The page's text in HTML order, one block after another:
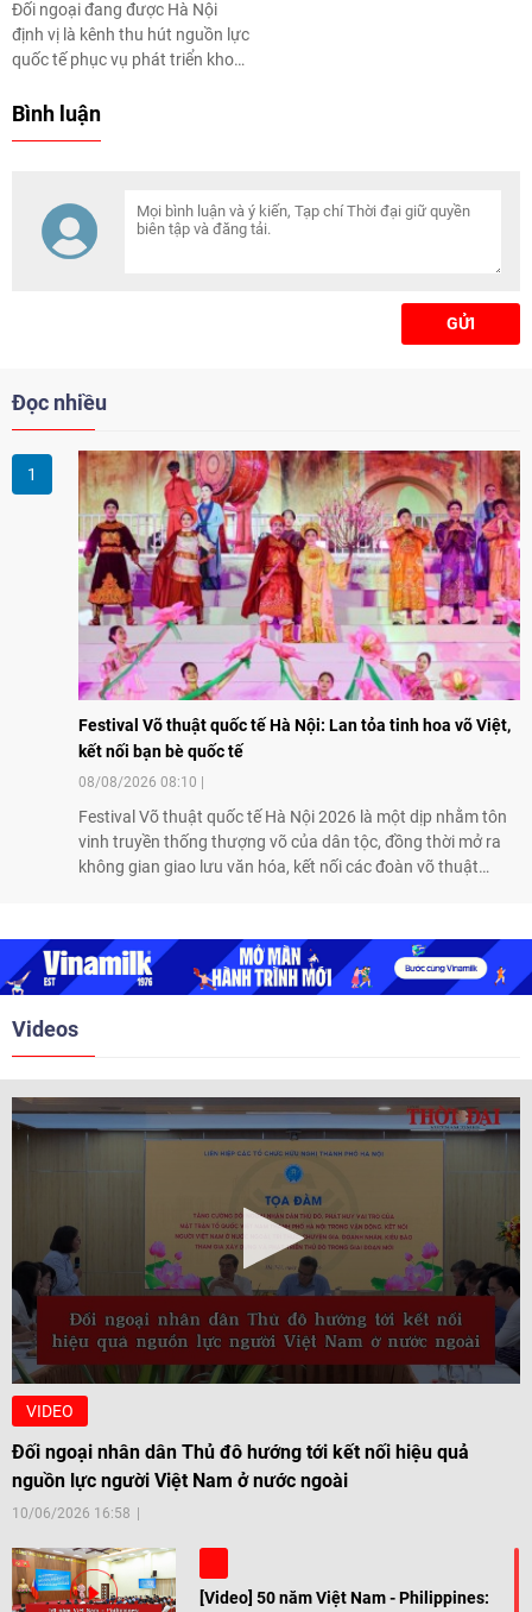
Đối ngoại đang được Hà Nội
định vị là kênh thu hút nguồn lực
quốc tế phục vụ phát triển khoa
và công nghiệp văn hóa, tạo
Bình luận
GỬI
Đọc nhiều
Festival Võ thuật quốc tế Hà Nội: Lan tỏa tinh hoa võ Việt,
kết nối bạn bè quốc tế
08/08/2026 08:10
Festival Võ thuật quốc tế Hà Nội 2026 là một dịp nhằm tôn
vinh truyền thống thượng võ của dân tộc, đồng thời mở ra
không gian giao lưu văn hóa, kết nối các đoàn võ thuật
Videos
VIDEO
Đối ngoại nhân dân Thủ đô hướng tới kết nối hiệu quả
nguồn lực người Việt Nam ở nước ngoài
10/06/2026 16:58
[Video] 50 năm Việt Nam - Philippines: